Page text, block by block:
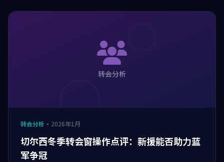
转会分析
转会分析 · 2026年1月
切尔西冬季转会窗操作点评：新援能否助力蓝
军争冠